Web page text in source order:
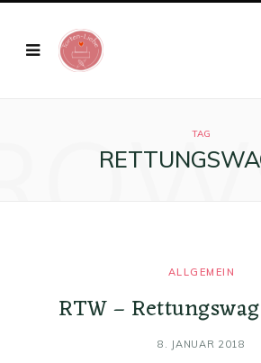
TAG
ALLGEMEIN
RTW –
8. JANUAR 2018